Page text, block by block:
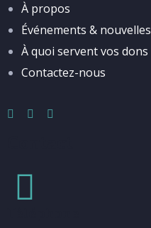
À propos
Événements & nouvelles
À quoi servent vos dons
Contactez-nous